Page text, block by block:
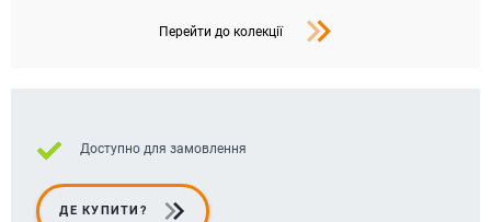
Перейти до колекції
Доступно для замовлення
ДЕ КУПИТИ?